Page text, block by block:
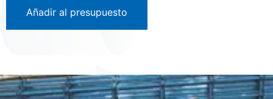
Añadir al presupuesto